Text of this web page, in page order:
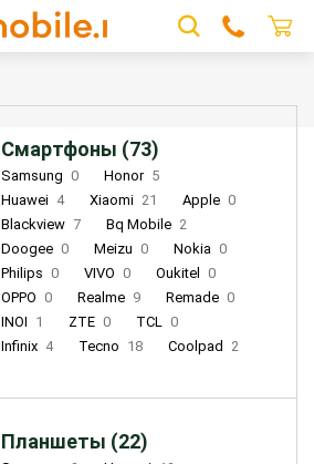
Смартфоны (73)
Samsung 0 Honor 5
Huawei 4 Xiaomi 21 Apple 0
Blackview 7 Bq Mobile 2
Doogee 0 Meizu 0 Nokia 0
Philips 0 VIVO 0 Oukitel
0
OPPO 0 Realme 9 Remade 0
INOI 1 ZTE 0 TCL 0
Infinix 4 Tecno 18 Coolpad 2
Планшеты (22)